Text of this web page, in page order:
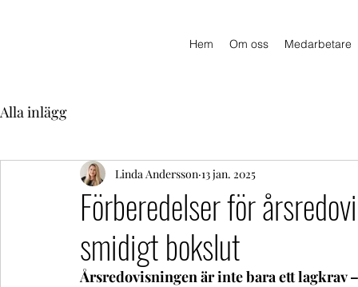
Hem Om oss Medarbetare
Alla inlägg
Förberedelser för
smidigt bokslut
Linda Andersson 13 jan. 2025
Årsredovisningen är inte bara ett lagkrav